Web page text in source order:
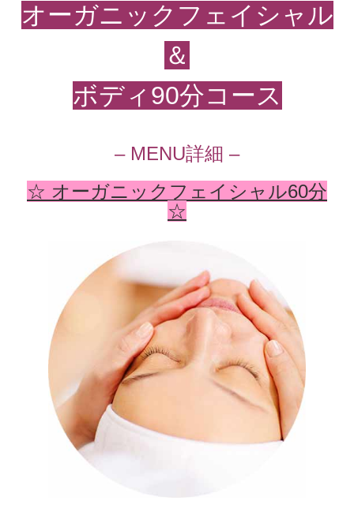
オーガニックフェイシャル
＆
ボディ90分コース
– MENU詳細 –
☆ オーガニックフェイシャル60分
☆